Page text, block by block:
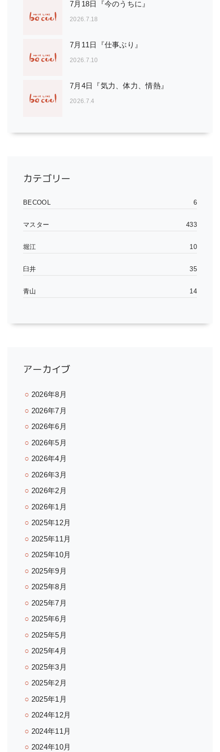
7月18日『今のうちに』
2026.7.18
7月11日『仕事ぶり』
2026.7.10
7月4日『気力、体力、情熱』
2026.7.4
カテゴリー
BECOOL 6
マスター 433
堀江 10
臼井 35
青山 14
アーカイブ
2026年8月
2026年7月
2026年6月
2026年5月
2026年4月
2026年3月
2026年2月
2026年1月
2025年12月
2025年11月
2025年10月
2025年9月
2025年8月
2025年7月
2025年6月
2025年5月
2025年4月
2025年3月
2025年2月
2025年1月
2024年12月
2024年11月
2024年10月